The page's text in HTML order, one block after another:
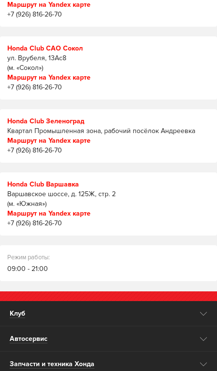
Маршрут на Yandex карте
+7 (926) 816-26-70
Honda Club САО Сокол
ул. Врубеля, 13Ас8
(м. «Сокол»)
Маршрут на Yandex карте
+7 (926) 816-26-70
Honda Club Зеленоград
Квартал Промышленная зона, рабочий посёлок Андреевка
Маршрут на Yandex карте
+7 (926) 816-26-70
Honda Club Варшавка
Варшавское шоссе, д. 125Ж, стр. 2
(м. «Южная»)
Маршрут на Yandex карте
+7 (926) 816-26-70
Режим работы:
09:00 - 21:00
Клуб
Автосервис
Запчасти и техника Хонда